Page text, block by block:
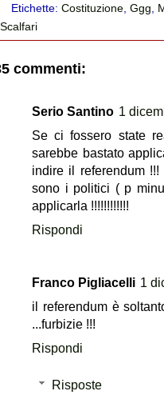
Etichette:Costituzione ,Ggg
Scalfari
commenti:
Serio Santino 1
Se ci fossero state
sarebbe bastato
indire il referendum
sono i politici ( p
applicarla !!!!!!!!!!!!
Rispondi
Franco Pigliacelli 1
il referendum è
...furbizie !!!
Rispondi
Risposte